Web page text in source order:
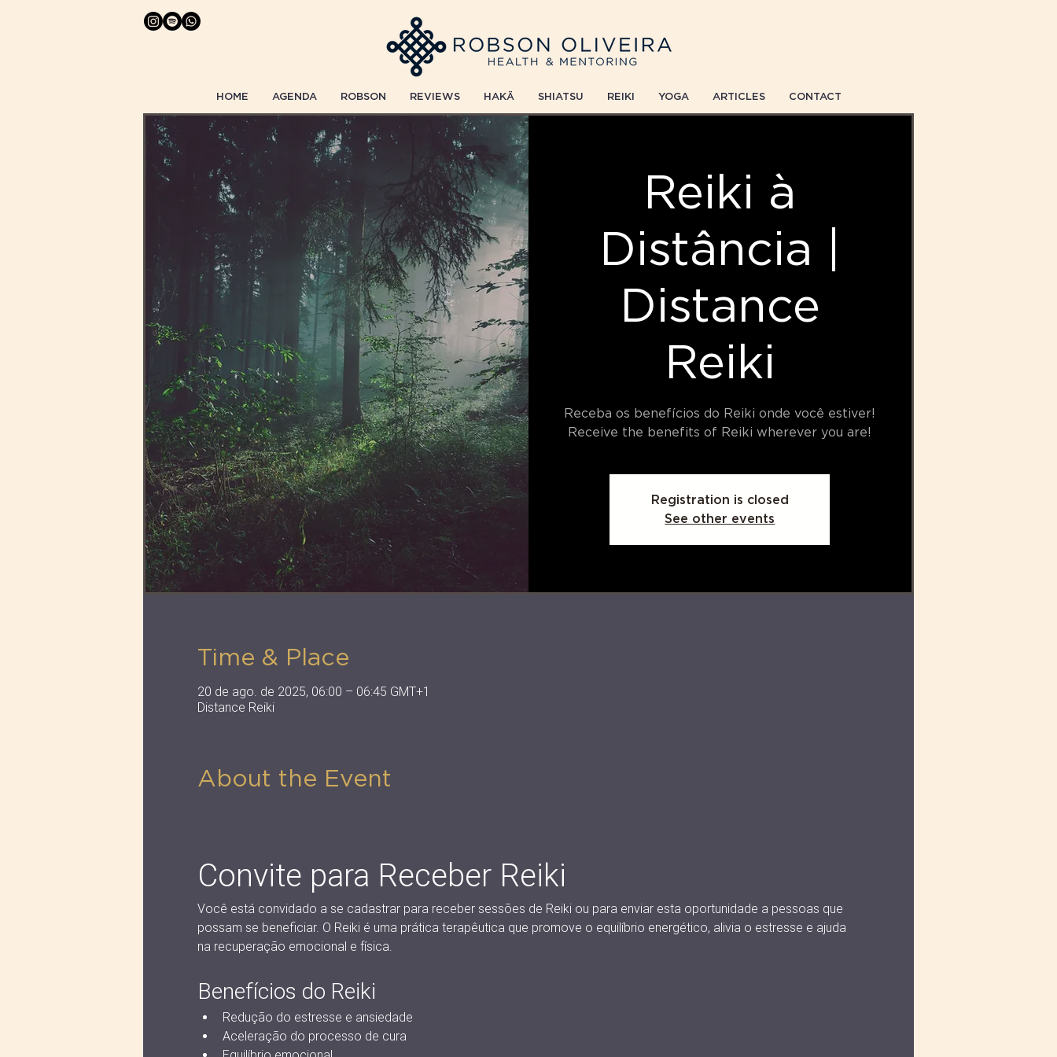
HOME AGENDA ROBSON REVIEWS HAKÄ SHIATSU REIKI YOGA ARTICLES CONTACT
Reiki à
Distância |
Distance
Reiki
Receba os benefícios do Reiki onde você estiver!
Receive the benefits of Reiki wherever you are!
Registration is closed
See other events
Time & Place
20 de ago. de 2025, 06:00 – 06:45 GMT+1
Distance Reiki
About the Event
Convite para Receber Reiki
Você está convidado a se cadastrar para receber sessões de Reiki ou para enviar esta oportunidade a pessoas que
possam se beneficiar. O Reiki é uma prática terapêutica que promove o equilíbrio energético, alivia o estresse e ajuda
na recuperação emocional e física.
Benefícios do Reiki
Redução do estresse e ansiedade
Aceleração do processo de cura